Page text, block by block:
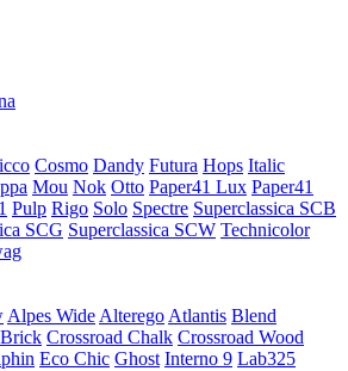
Cosmo Dandy Futura Hops Italic
Mou Nok Otto Paper41 Lux Paper41
Pulp Rigo Solo Spectre Superclassica SCB
SCG Superclassica SCW Technicolor
Alpes Wide Alterego Atlantis Blend
Crossroad Chalk Crossroad Wood
Eco Chic Ghost Interno 9 Lab325